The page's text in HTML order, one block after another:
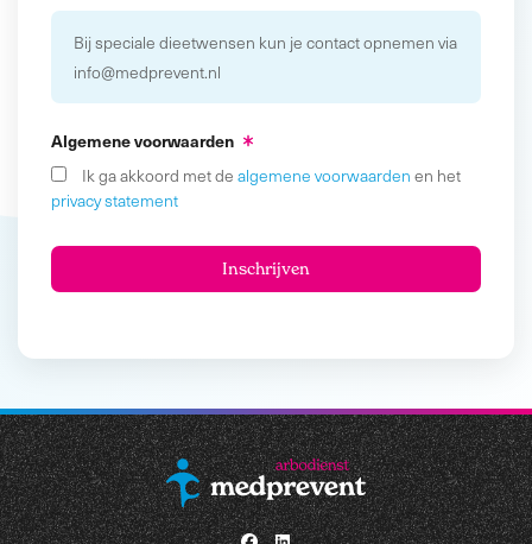
Bij speciale dieetwensen kun je contact opnemen via
info@medprevent.nl
Algemene voorwaarden
Ik ga akkoord met de algemene voorwaarden en het
privacy statement